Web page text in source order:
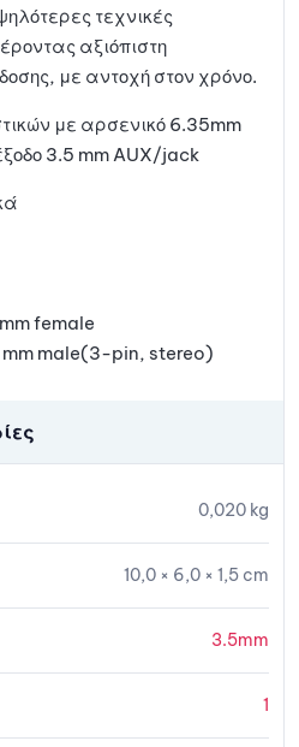
τεχνικές
αξιόπιστη
με αντοχή στον χρόνο.
με αρσενικό 6.35mm
3.5 mm AUX/jack
female
male(3-pin, stereo)
0,020 kg
10,0 × 6,0 × 1,5 cm
3.5mm
1